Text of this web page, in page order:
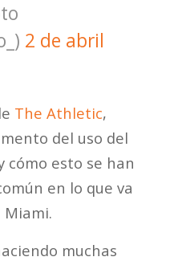
2 de abril
The Athletic,
del uso del
cómo esto se han
en lo que va
muchas